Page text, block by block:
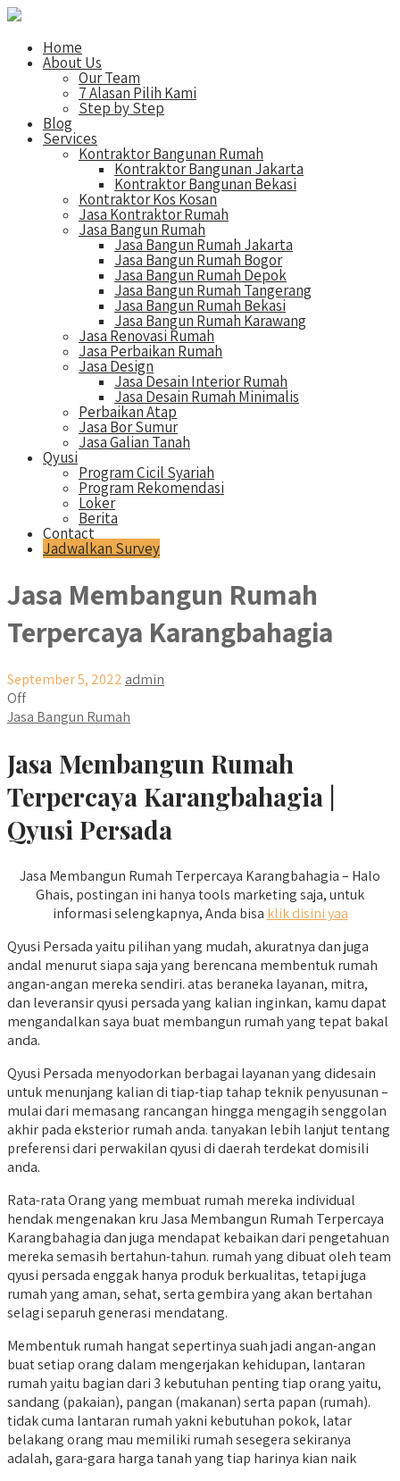
Home
About Us
Our Team
7 Alasan Pilih Kami
Step by Step
Blog
Services
Kontraktor Bangunan Rumah
Kontraktor Bangunan Jakarta
Kontraktor Bangunan Bekasi
Kontraktor Kos Kosan
Jasa Kontraktor Rumah
Jasa Bangun Rumah
Jasa Bangun Rumah Jakarta
Jasa Bangun Rumah Bogor
Jasa Bangun Rumah Depok
Jasa Bangun Rumah Tangerang
Jasa Bangun Rumah Bekasi
Jasa Bangun Rumah Karawang
Jasa Renovasi Rumah
Jasa Perbaikan Rumah
Jasa Design
Jasa Desain Interior Rumah
Jasa Desain Rumah Minimalis
Perbaikan Atap
Jasa Bor Sumur
Jasa Galian Tanah
Qyusi
Program Cicil Syariah
Program Rekomendasi
Loker
Berita
Contact
Jadwalkan Survey
Jasa Membangun Rumah
Terpercaya Karangbahagia
September 5, 2022 admin
Off
Jasa Bangun Rumah
Jasa Membangun Rumah
Terpercaya Karangbahagia |
Qyusi Persada
Jasa Membangun Rumah Terpercaya Karangbahagia – Halo
Ghais, postingan ini hanya tools marketing saja, untuk
informasi selengkapnya, Anda bisa klik disini yaa
Qyusi Persada yaitu pilihan yang mudah, akuratnya dan juga
andal menurut siapa saja yang berencana membentuk rumah
angan-angan mereka sendiri. atas beraneka layanan, mitra,
dan leveransir qyusi persada yang kalian inginkan, kamu dapat
mengandalkan saya buat membangun rumah yang tepat bakal
anda.
Qyusi Persada menyodorkan berbagai layanan yang didesain
untuk menunjang kalian di tiap-tiap tahap teknik penyusunan –
mulai dari memasang rancangan hingga mengagih senggolan
akhir pada eksterior rumah anda. tanyakan lebih lanjut tentang
preferensi dari perwakilan qyusi di daerah terdekat domisili
anda.
Rata-rata Orang yang membuat rumah mereka individual
hendak mengenakan kru Jasa Membangun Rumah Terpercaya
Karangbahagia dan juga mendapat kebaikan dari pengetahuan
mereka semasih bertahun-tahun. rumah yang dibuat oleh team
qyusi persada enggak hanya produk berkualitas, tetapi juga
rumah yang aman, sehat, serta gembira yang akan bertahan
selagi separuh generasi mendatang.
Membentuk rumah hangat sepertinya suah jadi angan-angan
buat setiap orang dalam mengerjakan kehidupan, lantaran
rumah yaitu bagian dari 3 kebutuhan penting tiap orang yaitu,
sandang (pakaian), pangan (makanan) serta papan (rumah).
tidak cuma lantaran rumah yakni kebutuhan pokok, latar
belakang orang mau memiliki rumah sesegera sekiranya
adalah, gara-gara harga tanah yang tiap harinya kian naik